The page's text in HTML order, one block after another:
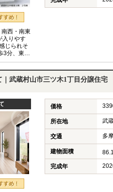
西・南東
入りやす
じられそ
3分、東大
ーチが可
リー◆バル
あり◆
｜武蔵村山市三ツ木1丁目分譲住宅
価格
所在地 武
交通 多
建物面積
完成年